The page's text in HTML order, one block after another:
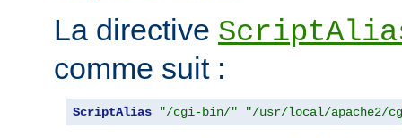
La directive
comme suit :
ScriptAlias "/cgi-bin/" "/usr/local/apache2/